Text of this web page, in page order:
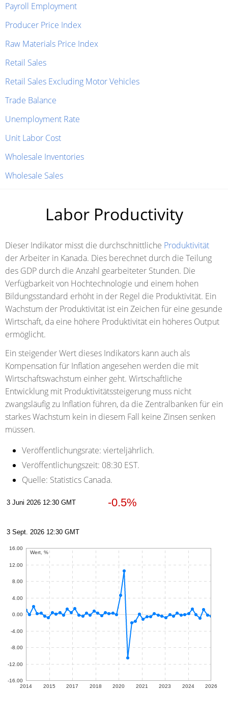
Payroll Employment
Producer Price Index
Raw Materials Price Index
Retail Sales
Retail Sales Excluding Motor Vehicles
Trade Balance
Unemployment Rate
Unit Labor Cost
Wholesale Inventories
Wholesale Sales
Labor Productivity
Dieser Indikator misst die durchschnittliche Produktivität
der Arbeiter in Kanada. Dies berechnet durch die Teilung
des GDP durch die Anzahl gearbeiteter Stunden. Die
Verfügbarkeit von Hochtechnologie und einem hohen
Bildungsstandard erhöht in der Regel die Produktivität. Ein
Wachstum der Produktivität ist ein Zeichen für eine gesunde
Wirtschaft, da eine höhere Produktivität ein höheres Output
ermöglicht.
Ein steigender Wert dieses Indikators kann auch als
Kompensation für Inflation angesehen werden die mit
Wirtschaftswachstum einher geht. Wirtschaftliche
Entwicklung mit Produktivitätssteigerung muss nicht
zwangsläufig zu Inflation führen, da die Zentralbanken für ein
starkes Wachstum kein in diesem Fall keine Zinsen senken
müssen.
Veröffentlichungsrate: vierteljährlich.
Veröffentlichungszeit: 08:30 EST.
Quelle: Statistics Canada.